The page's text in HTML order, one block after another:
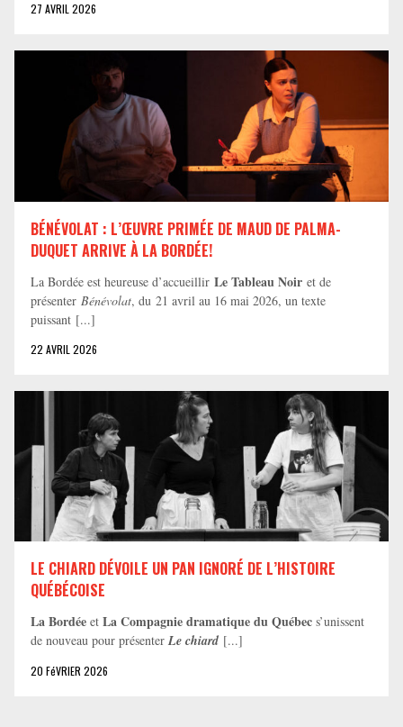
27 AVRIL 2026
BÉNÉVOLAT : L’ŒUVRE PRIMÉE DE MAUD DE PALMA-
DUQUET ARRIVE À LA BORDÉE!
La Bordée est heureuse d’accueillir Le Tableau Noir et de
présenter Bénévolat, du 21 avril au 16 mai 2026, un texte
puissant [...]
22 AVRIL 2026
LE CHIARD DÉVOILE UN PAN IGNORÉ DE L’HISTOIRE
QUÉBÉCOISE
La Bordée et La Compagnie dramatique du Québec s’unissent
de nouveau pour présenter Le chiard [...]
20 FéVRIER 2026